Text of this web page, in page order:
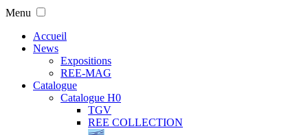
Menu
Accueil
News
Expositions
REE-MAG
Catalogue
Catalogue H0
TGV
REE COLLECTION